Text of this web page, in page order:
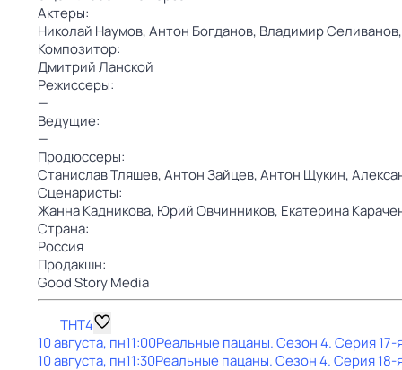
Актеры:
Николай Наумов,Антон Богданов, Владимир Селиванов,
Композитор:
Дмитрий Ланской
Режиссеры:
—
Ведущие:
—
Продюссеры:
Станислав Тляшев,Антон Зайцев,Антон Щукин,
Сценаристы:
Жанна Кадникова, Юрий Овчинников, Екатерина
Страна:
Россия
Продакшн:
Good Story Media
ТНТ4
10 августа, пн11:00Реальные пацаны. Сезон 4. Серия 17-
10 августа, пн11:30Реальные пацаны. Сезон 4. Серия 18-